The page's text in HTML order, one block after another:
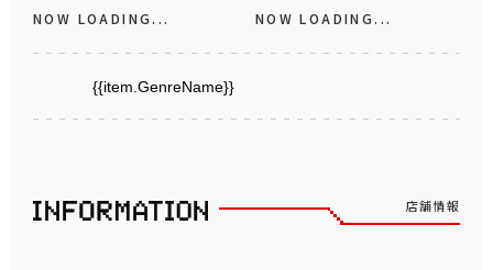
NOW LOADING... NOW LOADING...
{{item.GenreName}}
店舗情報